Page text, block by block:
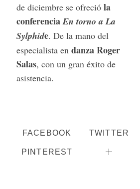
de diciembre se ofreció la
conferenciaEn torno a La
Sylphide. De la mano del
especialista en danza Roger
Salas, con un gran éxito de
asistencia.
FACEBOOK TWITTER
PINTEREST